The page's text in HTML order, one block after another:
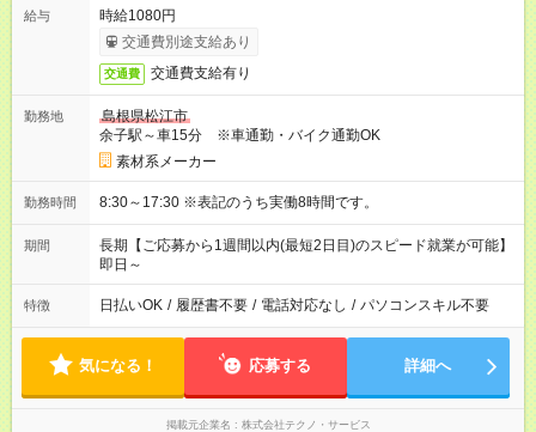
給与
時給1080円
交通費別途支給あり
交通費 交通費支給有り
勤務地
島根県松江市
余子駅～車15分 ※車通勤・バイク通勤OK
素材系メーカー
勤務時間 8:30～17:30 ※表記のうち実働8時間です。
期間
長期【ご応募から1週間以内(最短2日目)のスピード就業が可能】
即日～
特徴 日払いOK / 履歴書不要 / 電話対応なし / パソコンスキル不要
気になる！ 応募する 詳細へ
掲載元企業名 株式会社テクノ・サービス